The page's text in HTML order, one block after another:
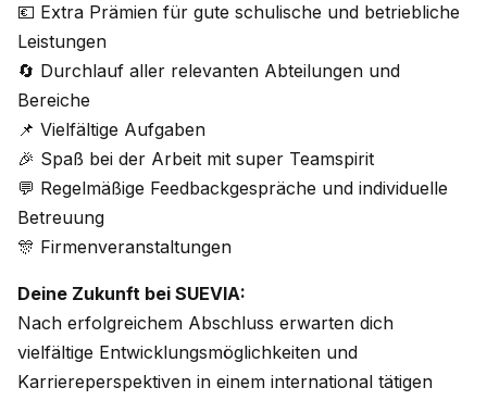
💶 Extra Prämien für gute schulische und betriebliche
Leistungen
🔄 Durchlauf aller relevanten Abteilungen und
Bereiche
📌 Vielfältige Aufgaben
🎉 Spaß bei der Arbeit mit super Teamspirit
💬 Regelmäßige Feedbackgespräche und individuelle
Betreuung
🎊 Firmenveranstaltungen
Deine Zukunft bei SUEVIA:
Nach erfolgreichem Abschluss erwarten dich
vielfältige Entwicklungsmöglichkeiten und
Karriereperspektiven in einem international tätigen